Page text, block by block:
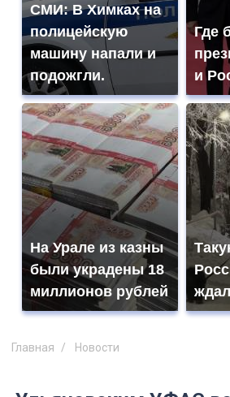
СМИ: В Химках на
полицейскую
машину напали и
подожгли.
Где
и
На Урале из казны
были украдены 18
миллионов рублей
Главная Новости